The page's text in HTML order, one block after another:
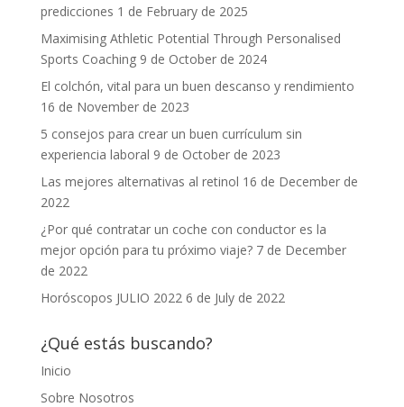
predicciones 1 de February de 2025
Maximising Athletic Potential Through Personalised
Sports Coaching 9 de October de 2024
El colchón, vital para un buen descanso y rendimiento
16 de November de 2023
5 consejos para crear un buen currículum sin
experiencia laboral 9 de October de 2023
Las mejores alternativas al retinol 16 de December de
2022
¿Por qué contratar un coche con conductor es la
mejor opción para tu próximo viaje? 7 de December
de 2022
Horóscopos JULIO 2022 6 de July de 2022
¿Qué estás buscando?
Inicio
Sobre Nosotros